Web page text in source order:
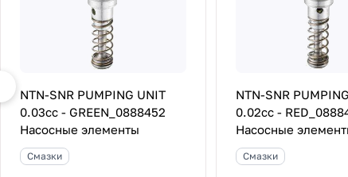
NTN-SNR PUMPING UNIT
0.03cc - GREEN_0888452
Насосные элементы
Смазки
NTN-SNR
0.02cc -
Насосные
Смазки